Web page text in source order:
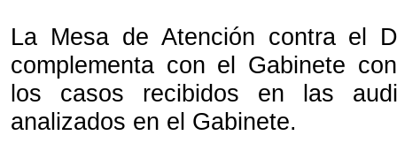
La Mesa de Atención contra el
complementa con el Gabinete
los casos recibidos en las
analizados en el Gabinete.